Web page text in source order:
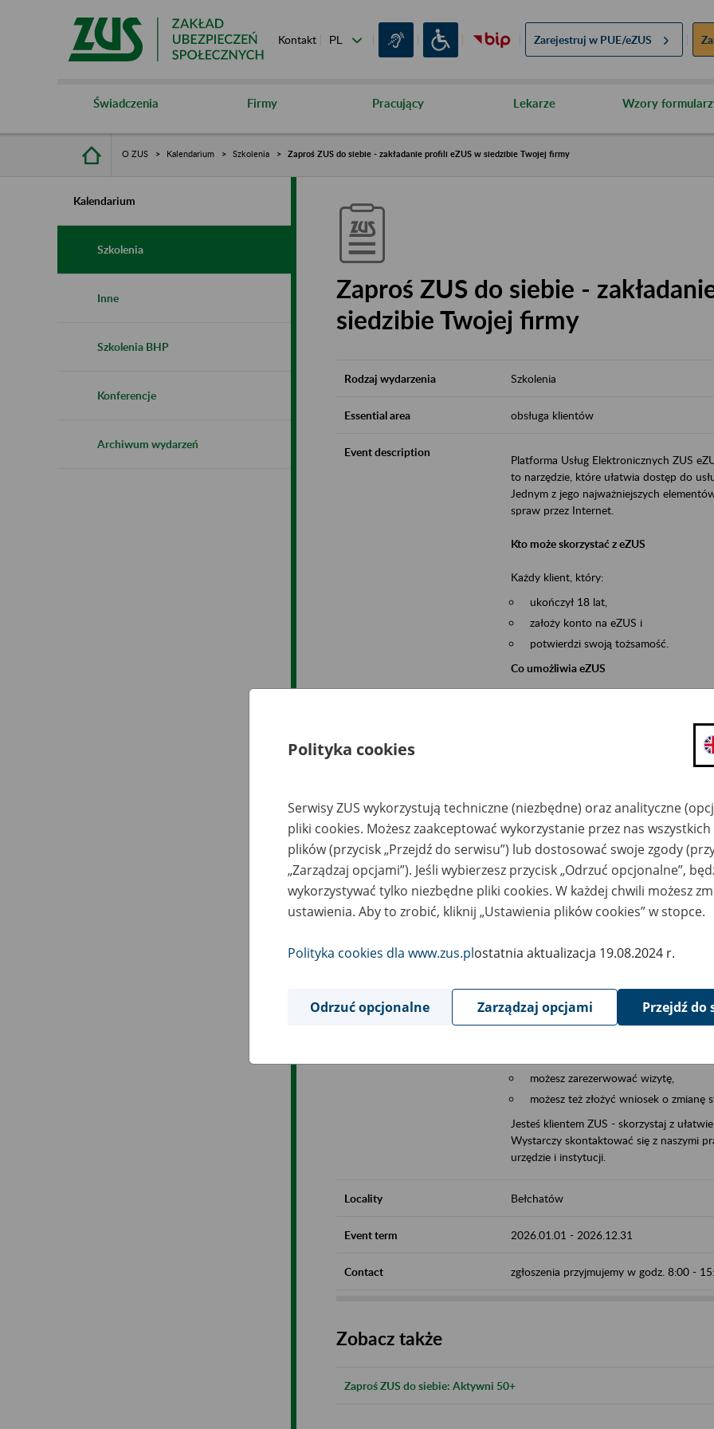
Kontakt Zarejestruj w PUE/eZUS
Świadczenia Firmy Pracujący Lekarze Wzory
O ZUS Kalendarium Szkolenia Zaproś ZUS do siebie - zakładanie profili eZUS w siedzibie Twojej firmy
Kalendarium
Szkolenia
Inne
Szkolenia BHP
Konferencje
Archiwum wydarzeń
Zaproś ZUS do siebie -
siedzibie Twojej firmy
Rodzaj wydarzenia Szkolenia
Essential area obsługa klientów
Event description
Platforma Usług Elektronicznych ZUS
to narzędzie, które ułatwia dostęp do
Jednym z jego najważniejszych
spraw przez Internet.
Kto może skorzystać z eZUS
Każdy klient, który:
ukończył 18 lat,
założy konto na eZUS i
potwierdzi swoją tożsamość.
Co umożliwia eZUS
wgląd do danych zgromadzonych w
składanie wniosków i otrzymywanie
zadawanie pytań i otrzymywanie
Jeśli jesteś osobą ubezpieczoną (np.
możesz sprawdzić swoje dane
masz dostęp do informacji o stanie
masz dostęp do informacji o
Jeśli jesteś płatnikiem składek (np.
możesz skorzystać z aplikacji
ubezpieczeń, wypełnisz i
ZUS,
możesz złożyć wniosek o wydanie
masz dostęp do zwolnień lekarskich
Jeśli jesteś świadczeniobiorcą
masz dostęp m.in. do formularza
do formularza PIT 40A, czyli
możesz zarezerwować wizytę,
możesz też złożyć wniosek o zmianę
Jesteś klientem ZUS - skorzystaj z
Wystarczy skontaktować się z naszymi
urzędzie i instytucji.
Locality Bełchatów
Event term 2026.01.01 - 2026.12.31
Contact zgłoszenia przyjmujemy w godz. 8:00 -
Zobacz także
Zaproś ZUS do siebie: Aktywni 50+
Polityka cookies
Serwisy ZUS wykorzystują techniczne (niezbędne) oraz analityczne
pliki cookies. Możesz zaakceptować wykorzystanie przez nas
plików (przycisk „Przejdź do serwisu”) lub dostosować swoje zgody
„Zarządzaj opcjami”). Jeśli wybierzesz przycisk „Odrzuć opcjonalne”,
wykorzystywać tylko niezbędne pliki cookies. W każdej chwili możesz
ustawienia. Aby to zrobić, kliknij „Ustawienia plików cookies” w stopce.
Polityka cookies dla www.zus.plostatnia aktualizacja 19.08.2024 r.
Odrzuć opcjonalne Zarządzaj opcjami Przejdź do